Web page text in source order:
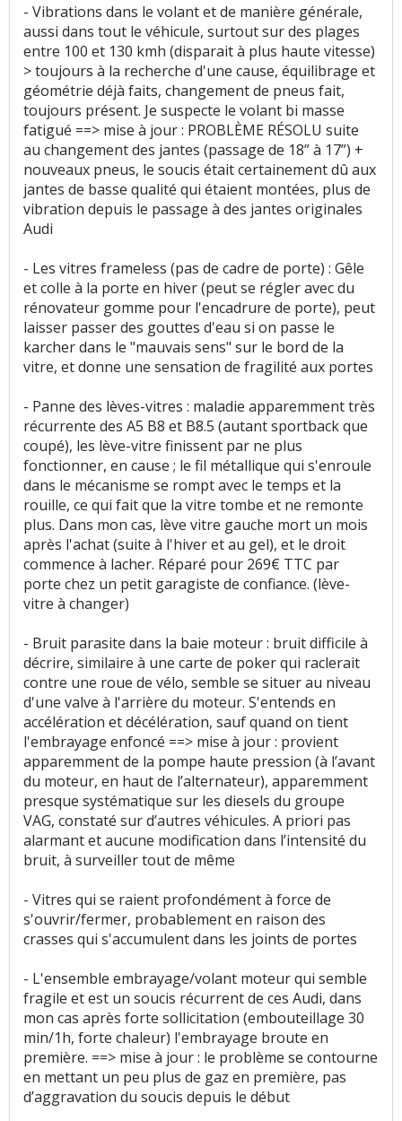
- Vibrations dans le volant et de manière générale,
aussi dans tout le véhicule, surtout sur des plages
entre 100 et 130 kmh (disparait à plus haute vitesse)
> toujours à la recherche d'une cause, équilibrage et
géométrie déjà faits, changement de pneus fait,
toujours présent. Je suspecte le volant bi masse
fatigué ==> mise à jour : PROBLÈME RÉSOLU suite
au changement des jantes (passage de 18” à 17”) +
nouveaux pneus, le soucis était certainement dû aux
jantes de basse qualité qui étaient montées, plus de
vibration depuis le passage à des jantes originales
Audi
- Les vitres frameless (pas de cadre de porte) : Gêle
et colle à la porte en hiver (peut se régler avec du
rénovateur gomme pour l'encadrure de porte), peut
laisser passer des gouttes d'eau si on passe le
karcher dans le "mauvais sens" sur le bord de la
vitre, et donne une sensation de fragilité aux portes
- Panne des lèves-vitres : maladie apparemment très
récurrente des A5 B8 et B8.5 (autant sportback que
coupé), les lève-vitre finissent par ne plus
fonctionner, en cause ; le fil métallique qui s'enroule
dans le mécanisme se rompt avec le temps et la
rouille, ce qui fait que la vitre tombe et ne remonte
plus. Dans mon cas, lève vitre gauche mort un mois
après l'achat (suite à l'hiver et au gel), et le droit
commence à lacher. Réparé pour 269€ TTC par
porte chez un petit garagiste de confiance. (lève-
vitre à changer)
- Bruit parasite dans la baie moteur : bruit difficile à
décrire, similaire à une carte de poker qui raclerait
contre une roue de vélo, semble se situer au niveau
d'une valve à l'arrière du moteur. S'entends en
accélération et décélération, sauf quand on tient
l'embrayage enfoncé ==> mise à jour : provient
apparemment de la pompe haute pression (à l’avant
du moteur, en haut de l’alternateur), apparemment
presque systématique sur les diesels du groupe
VAG, constaté sur d’autres véhicules. A priori pas
alarmant et aucune modification dans l’intensité du
bruit, à surveiller tout de même
- Vitres qui se raient profondément à force de
s'ouvrir/fermer, probablement en raison des
crasses qui s'accumulent dans les joints de portes
- L'ensemble embrayage/volant moteur qui semble
fragile et est un soucis récurrent de ces Audi, dans
mon cas après forte sollicitation (embouteillage 30
min/1h, forte chaleur) l'embrayage broute en
première. ==> mise à jour : le problème se contourne
en mettant un peu plus de gaz en première, pas
d’aggravation du soucis depuis le début